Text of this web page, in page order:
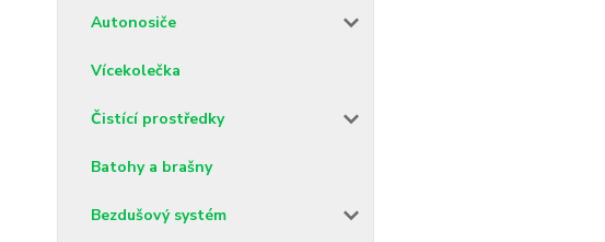
Autonosiče
Vícekolečka
Čistící prostředky
Batohy a brašny
Bezdušový systém